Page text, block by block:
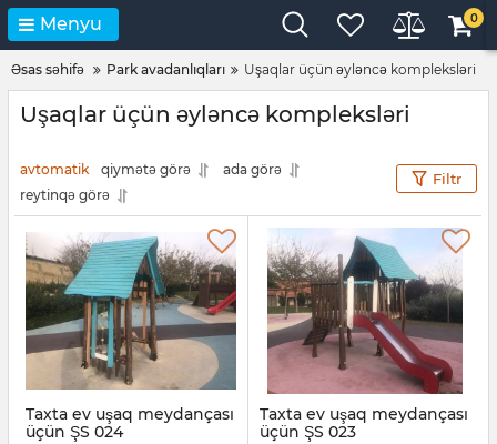
Menyu 0
Əsas səhifə Park avadanlıqları Uşaqlar üçün əyləncə kompleksləri
Uşaqlar üçün əyləncə kompleksləri
avtomatik qiymətə görə
ada görə
reytinqə görə
Filtr
Taxta ev uşaq meydançası
üçün ŞS 024
Taxta ev uşaq meydançası
üçün ŞS 023